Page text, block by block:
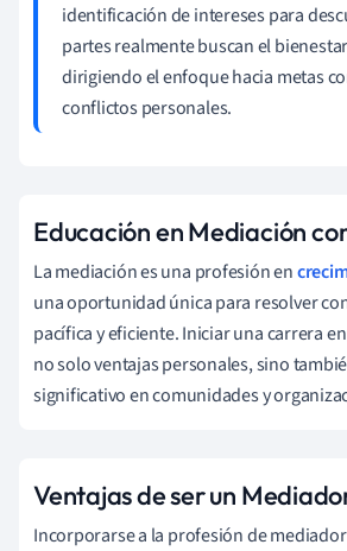
identificación de intereses para
partes realmente buscan el
dirigiendo el enfoque hacia metas
conflictos personales.
Educación en Mediación
La mediación es una profesión en
una oportunidad única para resolver
pacífica y eficiente. Iniciar una carrera
no solo ventajas personales, sino
significativo en comunidades y
Ventajas de ser un
Incorporarse a la profesión de